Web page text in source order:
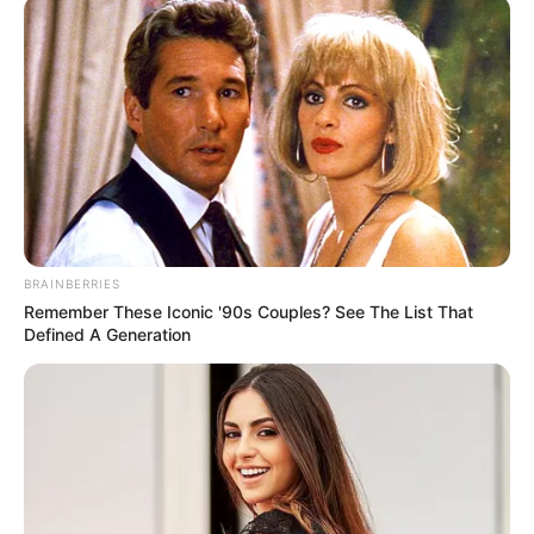
Két lépésben alakítanák át a közmédiát
Tarr Zoltán a Facebook-oldalán jelentette be, hogy
a közmédia átalakítása két lépésben történik. Ennek
részeként társadalmi egyeztetést is indítanak arról,
BRAINBERRIES
Remember These Iconic '90s Couples? See The List That
Defined A Generation